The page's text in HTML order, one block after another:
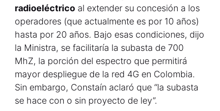
radioeléctrico al extender su concesión a los
operadores (que actualmente es por 10 años)
hasta por 20 años. Bajo esas condiciones, dijo
la Ministra, se facilitaría la subasta de 700
MhZ, la porción del espectro que permitirá
mayor despliegue de la red 4G en Colombia.
Sin embargo, Constaín aclaró que “la subasta
se hace con o sin proyecto de ley”.